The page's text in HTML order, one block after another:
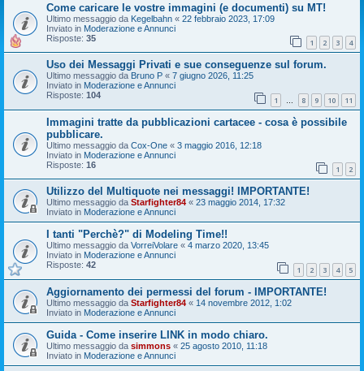
Come caricare le vostre immagini (e documenti) su MT!
Ultimo messaggio da Kegelbahn « 22 febbraio 2023, 17:09
Inviato in Moderazione e Annunci
Risposte: 35 1 2 3 4
Uso dei Messaggi Privati e sue conseguenze sul forum.
Ultimo messaggio da Bruno P « 7 giugno 2026, 11:25
Inviato in Moderazione e Annunci
Risposte: 104 1 … 8 9 10 11
Immagini tratte da pubblicazioni cartacee - cosa è possibile
pubblicare.
Ultimo messaggio da Cox-One « 3 maggio 2016, 12:18
Inviato in Moderazione e Annunci
Risposte: 16 1 2
Utilizzo del Multiquote nei messaggi! IMPORTANTE!
Ultimo messaggio da Starfighter84 « 23 maggio 2014, 17:32
Inviato in Moderazione e Annunci
I tanti "Perchè?" di Modeling Time!!
Ultimo messaggio da VorreiVolare « 4 marzo 2020, 13:45
Inviato in Moderazione e Annunci
Risposte: 42 1 2 3 4 5
Aggiornamento dei permessi del forum - IMPORTANTE!
Ultimo messaggio da Starfighter84 « 14 novembre 2012, 1:02
Inviato in Moderazione e Annunci
Guida - Come inserire LINK in modo chiaro.
Ultimo messaggio da simmons « 25 agosto 2010, 11:18
Inviato in Moderazione e Annunci